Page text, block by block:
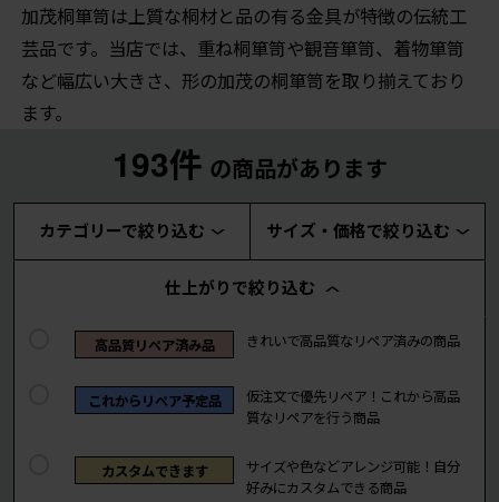
加茂桐箪笥は上質な桐材と品の有る金具が特徴の伝統工
芸品です。当店では、重ね桐箪笥や観音箪笥、着物箪笥
など幅広い大きさ、形の加茂の桐箪笥を取り揃えており
ます。
193件 の商品があります
カテゴリーで絞り込む サイズ・価格で絞り込む
仕上がりで絞り込む
高品質リペア済み品 きれいで高品質なリペア済みの商品
これからリペア予定品
仮注文で優先リペア！これから高品
質なリペアを行う商品
カスタムできます
サイズや色などアレンジ可能！自分
好みにカスタムできる商品